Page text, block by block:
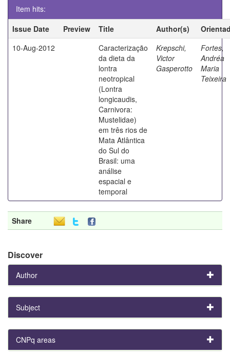
Item hits:
Issue Date
Preview Title Author(s)
10-Aug-2012
Caracterização
da dieta da
lontra
neotropical
(Lontra
longicaudis,
Carnivora:
Mustelidae)
em três rios de
Mata Atlântica
do Sul do
Brasil: uma
análise
espacial e
temporal
Krepschi,
Victor
Gasperotto
Fortes,
Andréa
Maria
Teixeira
Share
Discover
Author
Subject
CNPq areas